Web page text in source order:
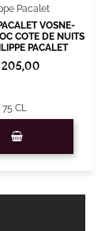
Pacalet
VOSNE-
COTE DE NUITS
PACALET
75 CL